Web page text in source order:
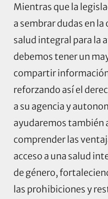
Mientras que la
a sembrar dudas en
salud integral para la
debemos tener un
compartir
reforzando así el
a su agencia y
ayudaremos también
comprender las
acceso a una salud
de género,
las prohibiciones y